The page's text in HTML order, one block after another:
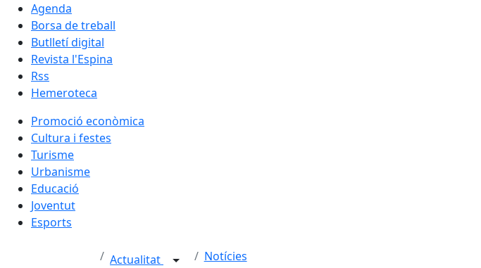
Agenda
Borsa de treball
Butlletí digital
Revista l'Espina
Rss
Hemeroteca
Promoció econòmica
Cultura i festes
Turisme
Urbanisme
Educació
Joventut
Esports
Actualitat Notícies